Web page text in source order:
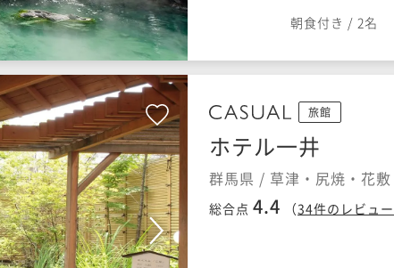
朝食付き / 2名
旅館
ホテル一井
群馬県 / 草津・尻焼・花敷
総合点 4.4 （34件のレビュー